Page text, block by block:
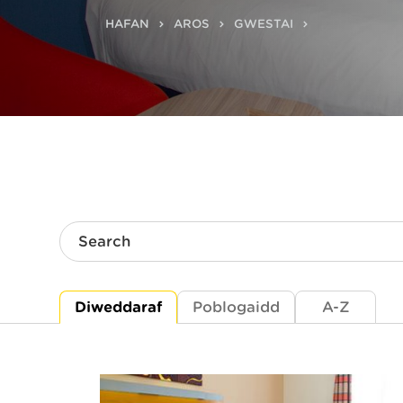
HAFAN AROS GWESTAI
Search
Diweddaraf Poblogaidd A-Z